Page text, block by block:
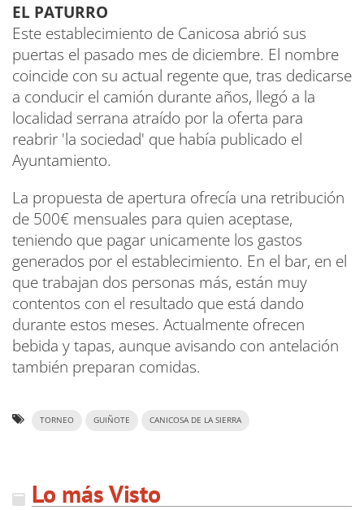
EL PATURRO
Este establecimiento de Canicosa abrió sus
puertas el pasado mes de diciembre. El nombre
coincide con su actual regente que, tras dedicarse
a conducir el camión durante años, llegó a la
localidad serrana atraído por la oferta para
reabrir 'la sociedad' que había publicado el
Ayuntamiento.
La propuesta de apertura ofrecía una retribución
de 500€ mensuales para quien aceptase,
teniendo que pagar unicamente los gastos
generados por el establecimiento. En el bar, en el
que trabajan dos personas más, están muy
contentos con el resultado que está dando
durante estos meses. Actualmente ofrecen
bebida y tapas, aunque avisando con antelación
también preparan comidas.
TORNEO GUIÑOTE CANICOSA DE LA SIERRA
Lo más Visto